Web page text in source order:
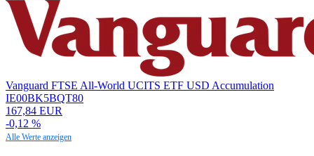
Vanguard FTSE All-World UCITS ETF USD Accumulation
IE00BK5BQT80
167,84 EUR
-0,12 %
Alle Werte anzeigen